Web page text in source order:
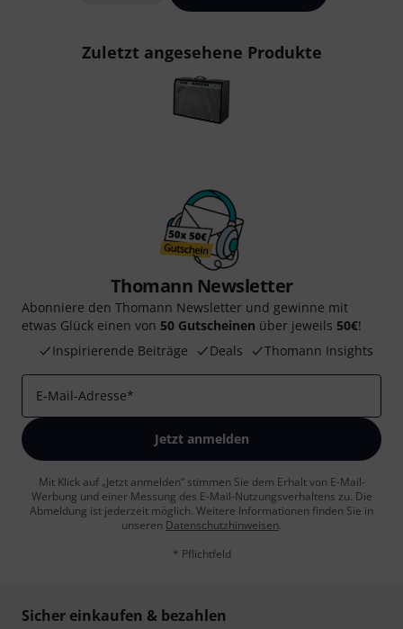
Zuletzt angesehene Produkte
Thomann Newsletter
Abonniere den Thomann Newsletter und gewinne mit
etwas Glück einen von 50 Gutscheinen über jeweils 50€!
Inspirierende Beiträge
Deals Thomann Insights
E-Mail-Adresse*
Jetzt anmelden
Mit Klick auf „Jetzt anmelden“ stimmen Sie dem Erhalt von E-Mail-
Werbung und einer Messung des E-Mail-Nutzungsverhaltens zu. Die
Abmeldung ist jederzeit möglich. Weitere Informationen finden Sie in
unseren Datenschutzhinweisen.
* Pflichtfeld
Sicher einkaufen & bezahlen